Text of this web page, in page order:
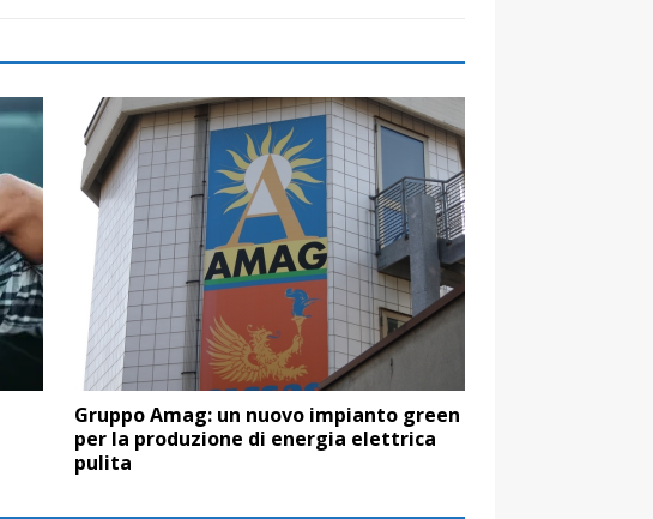
Gruppo Amag: un nuovo impianto green
per la produzione di energia elettrica
pulita